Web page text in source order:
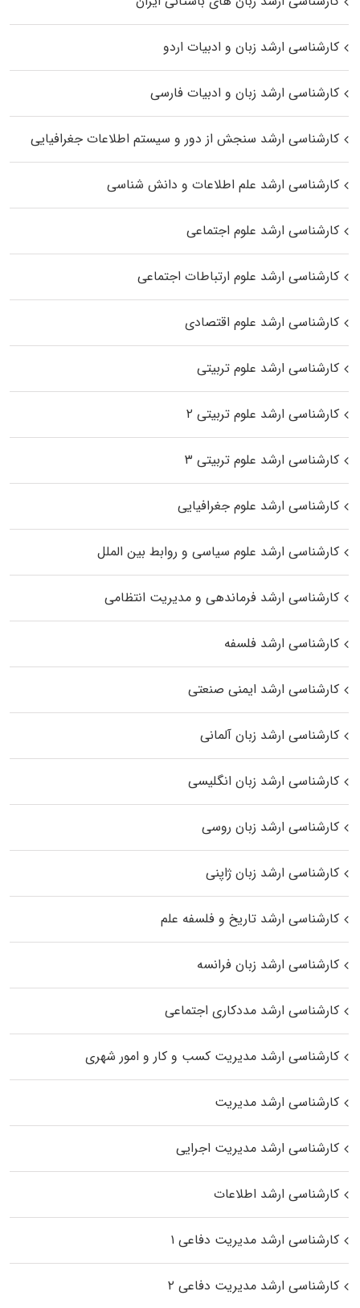
کارشناسی ارشد زبان و ادبیات اردو
کارشناسی ارشد زبان و ادبیات فارسی
کارشناسی ارشد سنجش از دور و سیستم اطلاعات جغرافیایی
کارشناسی ارشد علم اطلاعات و دانش شناسی
کارشناسی ارشد علوم اجتماعی
کارشناسی ارشد علوم ارتباطات اجتماعی
کارشناسی ارشد علوم اقتصادی
کارشناسی ارشد علوم تربیتی
کارشناسی ارشد علوم تربیتی ۲
کارشناسی ارشد علوم تربیتی ۳
کارشناسی ارشد علوم جغرافیایی
کارشناسی ارشد علوم سیاسی و روابط بین الملل
کارشناسی ارشد فرماندهی و مدیریت انتظامی
کارشناسی ارشد فلسفه
کارشناسی ارشد ایمنی صنعتی
کارشناسی ارشد زبان آلمانی
کارشناسی ارشد زبان انگلیسی
کارشناسی ارشد زبان روسی
کارشناسی ارشد زبان ژاپنی
کارشناسی ارشد تاریخ و فلسفه علم
کارشناسی ارشد زبان فرانسه
کارشناسی ارشد مددکاری اجتماعی
کارشناسی ارشد مدیریت کسب و کار و امور شهری
کارشناسی ارشد مدیریت
کارشناسی ارشد مدیریت اجرایی
کارشناسی ارشد اطلاعات
کارشناسی ارشد مدیریت دفاعی ۱
کارشناسی ارشد مدیریت دفاعی ۲